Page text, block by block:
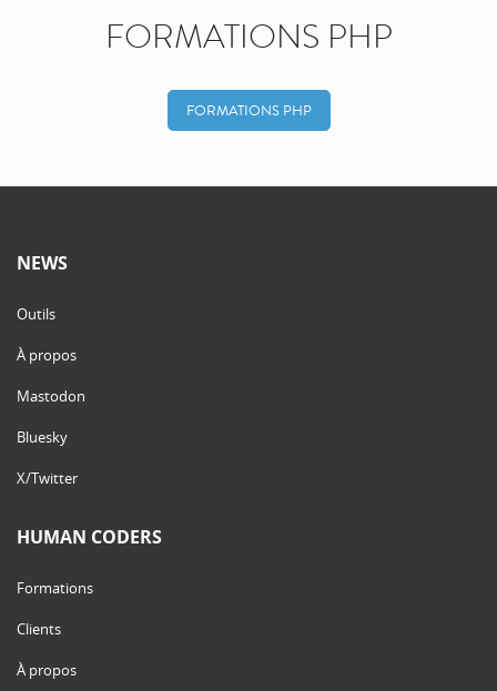
FORMATIONS PHP
FORMATIONS PHP
NEWS
Outils
À propos
Mastodon
Bluesky
X/Twitter
HUMAN CODERS
Formations
Clients
À propos